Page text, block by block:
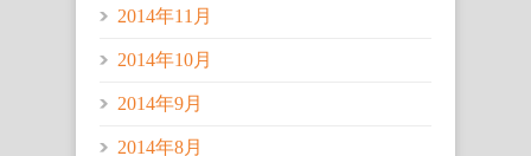
2014年11月
2014年10月
2014年9月
2014年8月